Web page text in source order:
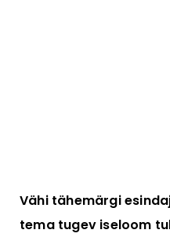
Vähi tähemärgi
tema tugev iseloom